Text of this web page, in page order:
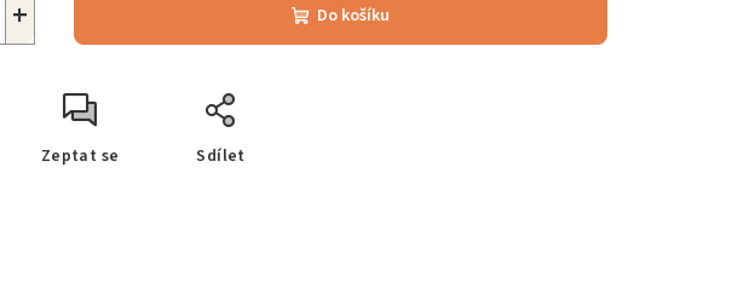
+ Do košíku
Zeptat se Sdílet